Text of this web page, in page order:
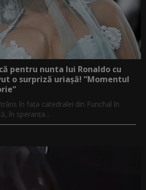
pentru nunta lui Ronaldo cu
o surpriză uriașă! ”Momentul
în fața catedralei din Funchal în
în speranța...